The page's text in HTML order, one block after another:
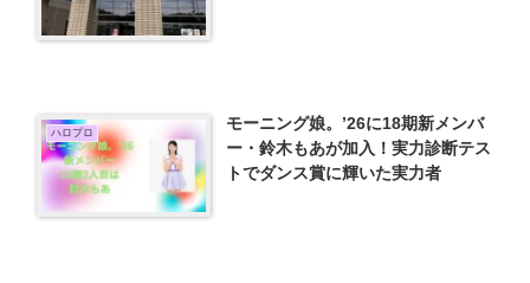
ハロプロ
モーニング娘。’26に18期新メンバ
ー・鈴木もあが加入！実力診断テス
トでダンス賞に輝いた実力者